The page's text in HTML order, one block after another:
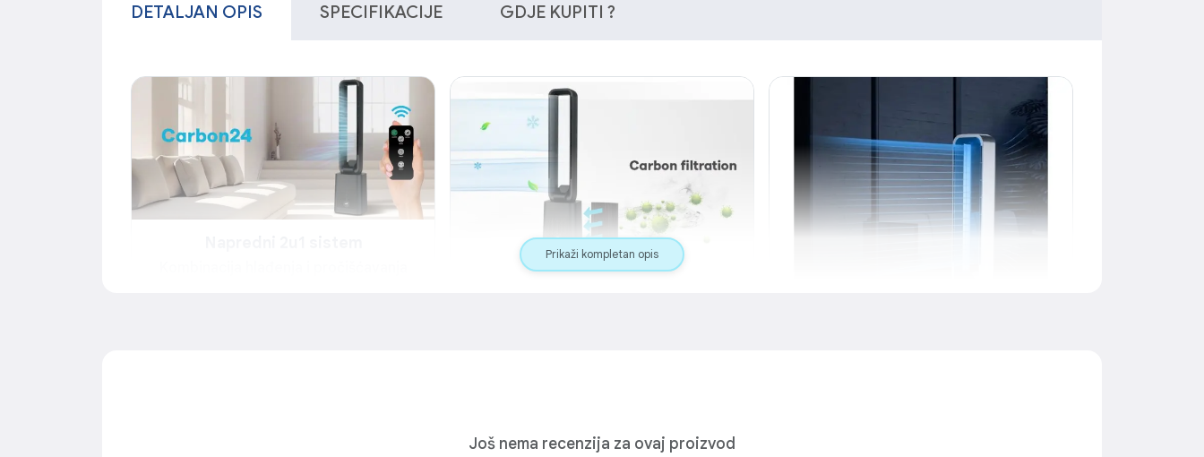
DETALJAN OPIS SPECIFIKACIJE GDJE KUPITI ?
Prikaži kompletan opis
Još nema recenzija za ovaj proizvod